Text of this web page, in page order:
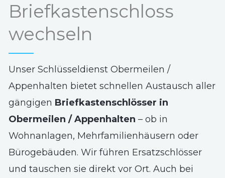
Briefkastenschloss
wechseln
Unser Schlüsseldienst Obermeilen /
Appenhalten bietet schnellen Austausch aller
gängigen Briefkastenschlösser in
Obermeilen / Appenhalten – ob in
Wohnanlagen, Mehrfamilienhäusern oder
Bürogebäuden. Wir führen Ersatzschlösser
und tauschen sie direkt vor Ort. Auch bei